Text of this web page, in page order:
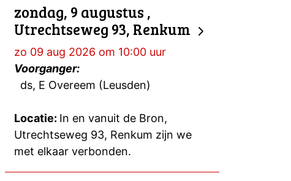
zondag, 9 augustus ,
Utrechtseweg 93, Renkum
zo 09 aug 2026 om 10:00 uur
Voorganger:
ds, E Overeem (Leusden)
Locatie: In en vanuit de Bron,
Utrechtseweg 93, Renkum zijn we
met elkaar verbonden.